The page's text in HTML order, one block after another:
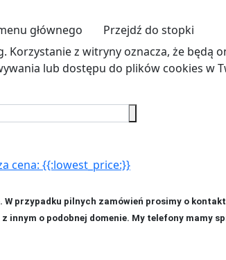
głównego
Przejdź do stopki
Korzystanie z witryny oznacza, że będą
lub dostępu do plików cookies w
cena: {{:lowest_price:}}
W przypadku pilnych zamówień prosimy o
innym o podobnej domenie. My telefony mamy